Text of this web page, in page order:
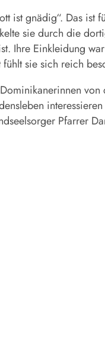
ist gnädig“. Das
sie durch die
Ihre Einkleidung
sie sich reich
Pfarrer